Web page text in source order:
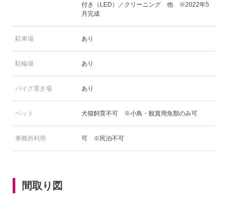
付き（LED）／クリーニング 他 ※2022年5
月完成
駐車場 あり
駐輪場 あり
バイク置き場 あり
ペット 犬猫飼育不可 ※小鳥・観賞用魚類のみ可
事務所利用 可 ※民泊不可
間取り図